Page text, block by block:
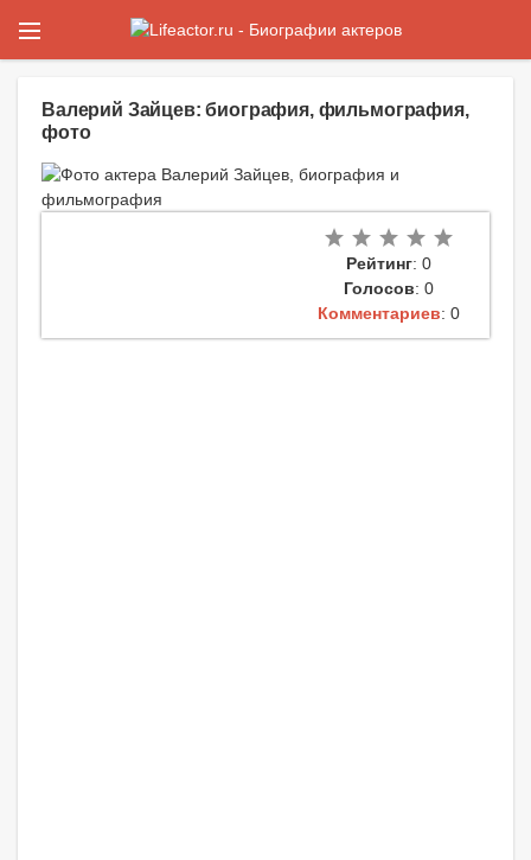
Валерий Зайцев: биография, фильмография,
фото
Рейтинг: 0
Голосов: 0
Комментариев: 0